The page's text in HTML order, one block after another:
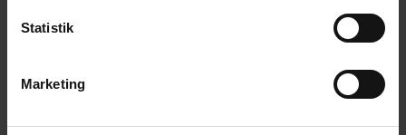
Statistik
Marketing
Tilføj til kalender